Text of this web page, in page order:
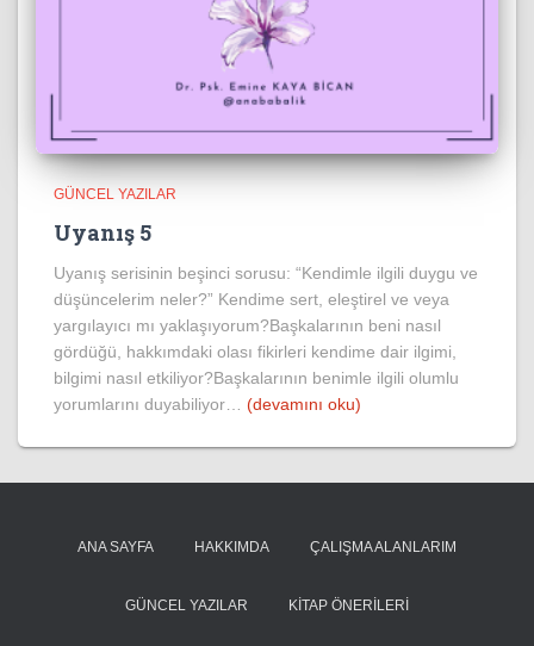
GÜNCEL YAZILAR
Uyanış 5
Uyanış serisinin beşinci sorusu: “Kendimle ilgili duygu ve
düşüncelerim neler?” Kendime sert, eleştirel ve veya
yargılayıcı mı yaklaşıyorum?Başkalarının beni nasıl
gördüğü, hakkımdaki olası fikirleri kendime dair ilgimi,
bilgimi nasıl etkiliyor?Başkalarının benimle ilgili olumlu
yorumlarını duyabiliyor… (devamını oku)
ANA SAYFA HAKKIMDA ÇALIŞMA ALANLARIM
GÜNCEL YAZILAR KITAP ÖNERILERI